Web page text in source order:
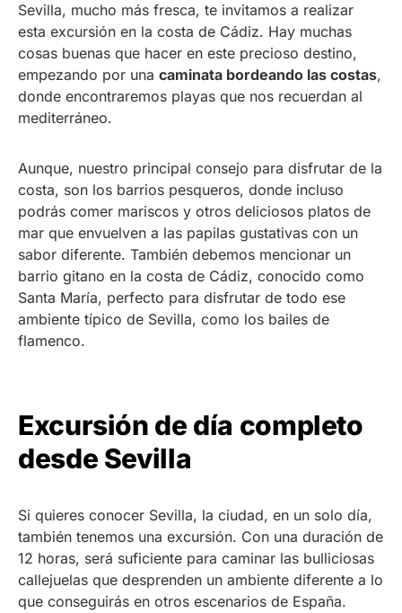
Sevilla, mucho más fresca, te invitamos a realizar
esta excursión en la costa de Cádiz. Hay muchas
cosas buenas que hacer en este precioso destino,
empezando por una caminata bordeando las costas,
donde encontraremos playas que nos recuerdan al
mediterráneo.
Aunque, nuestro principal consejo para disfrutar de la
costa, son los barrios pesqueros, donde incluso
podrás comer mariscos y otros deliciosos platos de
mar que envuelven a las papilas gustativas con un
sabor diferente. También debemos mencionar un
barrio gitano en la costa de Cádiz, conocido como
Santa María, perfecto para disfrutar de todo ese
ambiente típico de Sevilla, como los bailes de
flamenco.
Excursión de día completo
desde Sevilla
Si quieres conocer Sevilla, la ciudad, en un solo día,
también tenemos una excursión. Con una duración de
12 horas, será suficiente para caminar las bulliciosas
callejuelas que desprenden un ambiente diferente a lo
que conseguirás en otros escenarios de España.